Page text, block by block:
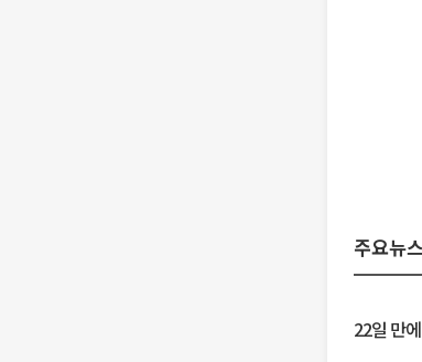
주요뉴스
22일 만